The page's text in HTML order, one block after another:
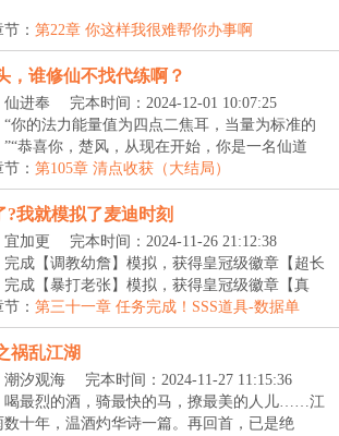
： 第22章 你这样我很难帮你办事啊
，谁修仙不找代练啊？
仙进奉
完本时间：2024-12-01 10:07:25
“你的法力能量值为四点二焦耳，当量为标准的
”“恭喜你，楚风，从现在开始，你是一名仙道
： 第105章 清点收获（大结局）
?我就模拟了麦迪时刻
宜加更
完本时间：2024-11-26 21:12:38
完成【调教幼詹】模拟，获得皇冠级徽章【超长
完成【暴打老张】模拟，获得皇冠级徽章【真
： 第三十一章 任务完成！SSS道具-数据单
祸乱江湖
潮汐观海
完本时间：2024-11-27 11:15:36
喝最烈的酒，骑最快的马，撩最美的人儿……江
数十年，温酒灼华诗一篇。再回首，已是绝